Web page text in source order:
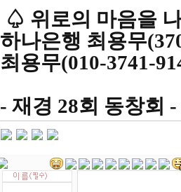
♤ 위로의 마음을
하나은행 최용무
최용무(010-3741-
- 재경 28회 동창회 -